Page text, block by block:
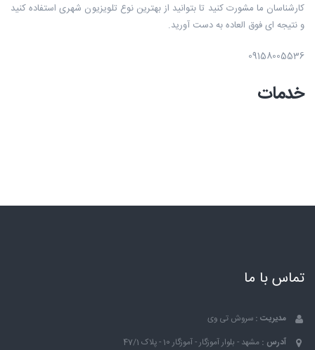
کارشناسان ما مشورت کنید تا بتوانید از بهترین نوع تلویزیون شهری استفاده کنید
و نتیجه ای فوق العاده به دست آورید.
09158005536
خدمات
تماس با ما
مدیریت : سروش تی وی
آدرس : مشهد - بلوار آموزگار - آموزگار 10 - پلاک 47/1